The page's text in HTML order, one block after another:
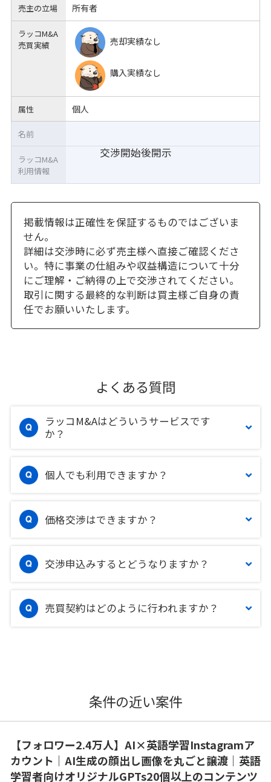
売主の立場 所有者
ラッコM&A
売買実績
売却実績なし
購入実績なし
属性 個人
交渉開始後開示
名前
ラッコM&A
利用情報
掲載情報は正確性を保証するものではございま
せん。
詳細は交渉時に必ず売主様へ直接ご確認くださ
い。特に事業の仕組みや収益構造について十分
にご理解・ご納得の上で交渉されてください。
取引に関する最終的な判断は買主様ご自身の責
任でお願いいたします。
よくある質問
ラッコM&Aはどういうサービスです
か？
個人でも利用できますか？
価格交渉はできますか？
交渉申込みするとどうなりますか？
売買契約はどのように行われますか？
条件の近い案件
【フォロワー2.4万人】AI×英語学習Instagramア
カウント｜AI生成の顔出し画像を丸ごと譲渡｜英語
学習者向けオリジナルGPTs20個以上のコンテンツ